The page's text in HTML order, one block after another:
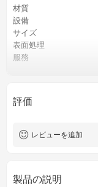
材質
設備
サイズ
表面処理
服務
公差
厚度
評価
レビューを追加
製品の説明